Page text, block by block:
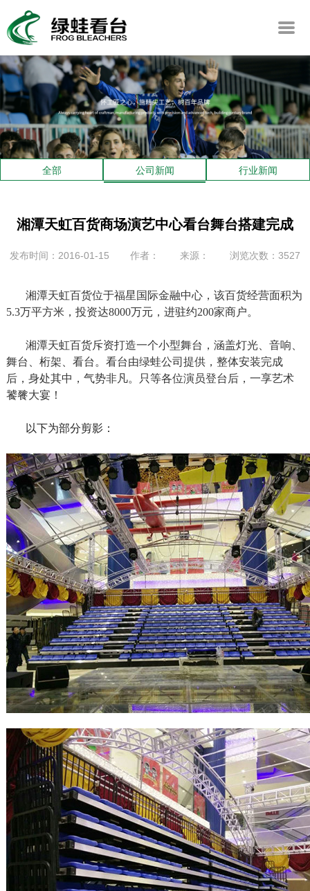
全部 公司新闻 行业新闻
湘潭天虹百货商场演艺中心看台舞台搭建完成
发布时间：2016-01-15 作者： 来源： 浏览次数：3527
湘潭天虹百货位于福星国际金融中心，该百货经营面积为
5.3万平方米，投资达8000万元，进驻约200家商户。
湘潭天虹百货斥资打造一个小型舞台，涵盖灯光、音响、
舞台、桁架、看台。看台由绿蛙公司提供，整体安装完成
后，身处其中，气势非凡。只等各位演员登台后，一享艺术
饕餮大宴！
以下为部分剪影：